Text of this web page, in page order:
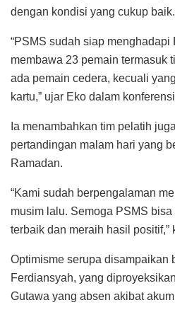
dengan kondisi yang cukup baik.
“PSMS sudah siap menghadapi
membawa 23 pemain termasuk
ada pemain cedera, kecuali
kartu,” ujar Eko dalam
Ia menambahkan tim pelatih
pertandingan malam hari yang
Ramadan.
“Kami sudah berpengalaman
musim lalu. Semoga PSMS
terbaik dan meraih hasil positif,”
Optimisme serupa disampaikan
Ferdiansyah, yang
Gutawa yang absen akibat